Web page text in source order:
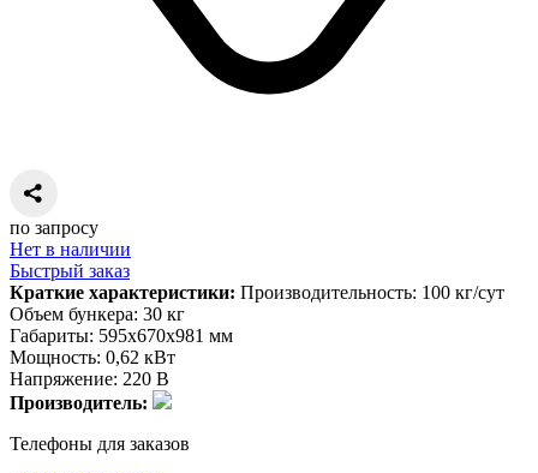
по запросу
Нет в наличии
Быстрый заказ
Краткие характеристики: Производительность: 100 кг/сут
Объем бункера: 30 кг
Габариты: 595х670х981 мм
Мощность: 0,62 кВт
Напряжение: 220 В
Производитель:
Телефоны для заказов